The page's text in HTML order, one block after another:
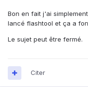
Bon en fait j'ai
lancé flashtool et ça a
Le sujet peut être fermé.
Citer